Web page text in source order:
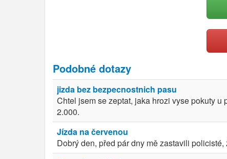
Podobné dotazy
jizda bez bezpecnostnich pasu
Chtel jsem se zeptat, jaka hrozi vyse pokuty
2.000.
Jízda na červenou
Dobrý den, před pár dny mě zastavili